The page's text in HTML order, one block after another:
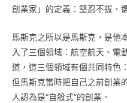
創業家」的定義：堅忍不拔、
馬斯克之所以是馬斯克，是他
入了三個領域：航空航天、電
道，這三個領域有個共同特色
但馬斯克當時把自己之前創業
人認為是“自殺式”的創業。